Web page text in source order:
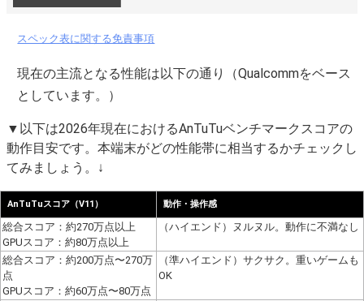
スペック表に関する免責事項
現在の主流となる性能は以下の通り（Qualcommをベース
としています。）
▼以下は2026年現在におけるAnTuTuベンチマークスコアの
動作目安です。本端末がどの性能帯に相当するかチェックし
てみましょう。↓
AnTuTuスコア（V11） 動作・操作感
総合スコア：約270万点以上
GPUスコア：約80万点以上
（ハイエンド）ヌルヌル。動作に不満なし
総合スコア：約200万点〜270万
点
GPUスコア：約60万点〜80万点
（準ハイエンド）サクサク。重いゲームも
OK